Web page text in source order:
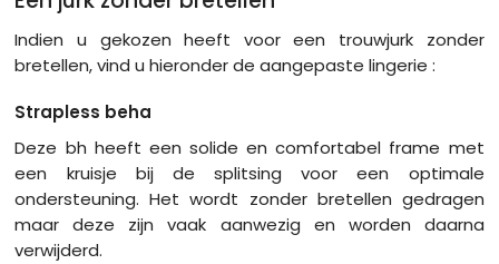
Indien u gekozen heeft voor een trouwjurk zonder
bretellen, vind u hieronder de aangepaste lingerie :
Strapless beha
Deze bh heeft een solide en comfortabel frame met
een kruisje bij de splitsing voor een optimale
ondersteuning. Het wordt zonder bretellen gedragen
maar deze zijn vaak aanwezig en worden daarna
verwijderd.